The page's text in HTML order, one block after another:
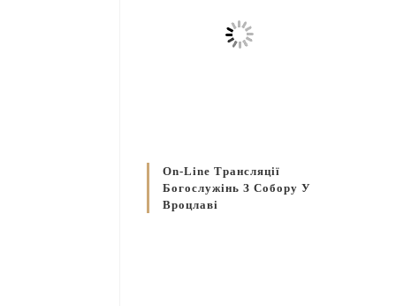
On-Line Трансляції
Богослужінь З Собору У
Вроцлаві